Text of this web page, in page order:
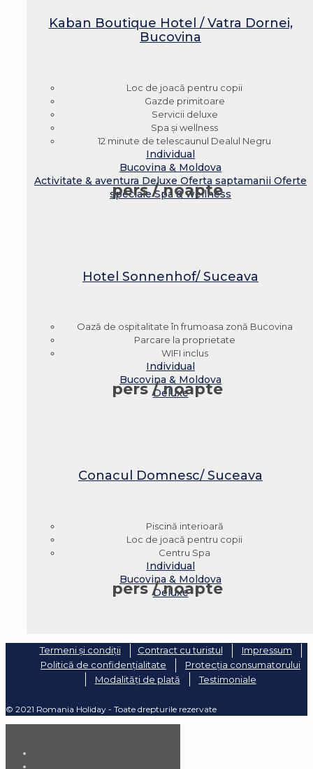
Kaban Boutique Hotel / Vatra Dornei,
Bucovina
Loc de joacă pentru copii
Gazde primitoare
Servicii deluxe
Spa şi wellness
12 minute de telescaunul Dealul Negru
Individual
Bucovina & Moldova
Activitate & aventura Deluxe Oferta saptamanii Oferte
specialeSpa & wellness
pers / noapte
Hotel Sonnenhof/ Suceava
Oază de ospitalitate în frumoasa zonă Bucovina
Parcare la proprietate
WIFI inclus
Individual
Bucovina & Moldova
Deluxe
pers / noapte
Conacul Domnesc/ Suceava
Piscină interioară
Loc de joacă pentru copii
Centru Spa
Individual
Bucovina & Moldova
Deluxe
pers / noapte
Termeni și condiții Contract cu turistul
Impressum
Politică de confidențialitate
Protecția consumatorului
Modalități de plată
Testimoniale
© 2021 Romania Holiday - Toate drepturile rezervate